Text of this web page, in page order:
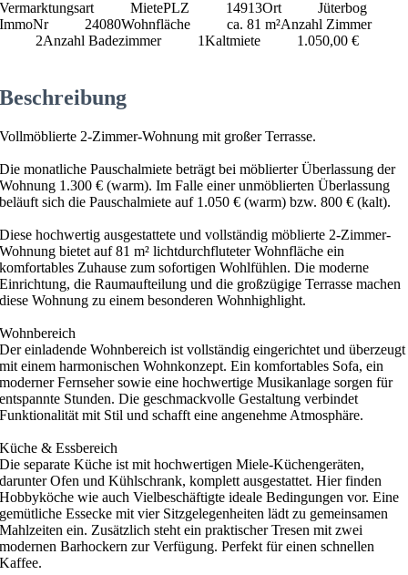
Vermarktungsart MietePLZ 14913Ort
Jüterbog
ImmoNr
24080Wohnfläche ca. 81 m²Anzahl Zimmer
2Anzahl Badezimmer 1Kaltmiete 1.050,00 €
Beschreibung
Vollmöblierte 2-Zimmer-Wohnung mit großer Terrasse.
Die monatliche Pauschalmiete beträgt bei möblierter Überlassung der
Wohnung 1.300 € (warm). Im Falle einer unmöblierten Überlassung
beläuft sich die Pauschalmiete auf 1.050 € (warm) bzw. 800 € (kalt).
Diese hochwertig ausgestattete und vollständig möblierte 2-Zimmer-
Wohnung bietet auf 81 m² lichtdurchfluteter Wohnfläche ein
komfortables Zuhause zum sofortigen Wohlfühlen. Die moderne
Einrichtung, die Raumaufteilung und die großzügige Terrasse machen
diese Wohnung zu einem besonderen Wohnhighlight.
Wohnbereich
Der einladende Wohnbereich ist vollständig eingerichtet und überzeugt
mit einem harmonischen Wohnkonzept. Ein komfortables Sofa, ein
moderner Fernseher sowie eine hochwertige Musikanlage sorgen für
entspannte Stunden. Die geschmackvolle Gestaltung verbindet
Funktionalität mit Stil und schafft eine angenehme Atmosphäre.
Küche & Essbereich
Die separate Küche ist mit hochwertigen Miele-Küchengeräten,
darunter Ofen und Kühlschrank, komplett ausgestattet. Hier finden
Hobbyköche wie auch Vielbeschäftigte ideale Bedingungen vor. Eine
gemütliche Essecke mit vier Sitzgelegenheiten lädt zu gemeinsamen
Mahlzeiten ein. Zusätzlich steht ein praktischer Tresen mit zwei
modernen Barhockern zur Verfügung. Perfekt für einen schnellen
Kaffee.